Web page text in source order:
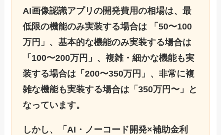
AI画像認識アプリ の開発費用の相場は、最
低限の機能のみ実装する場合は 「50〜100
万円」、基本的な機能のみ実装する場合は
「100〜200万円」、複雑・細かな機能も実
装する場合は「200〜350万円」、非常に複
雑な機能も実装する場合は「350万円〜」と
なっています。
しかし、「AI・ノーコード開発×補助金利